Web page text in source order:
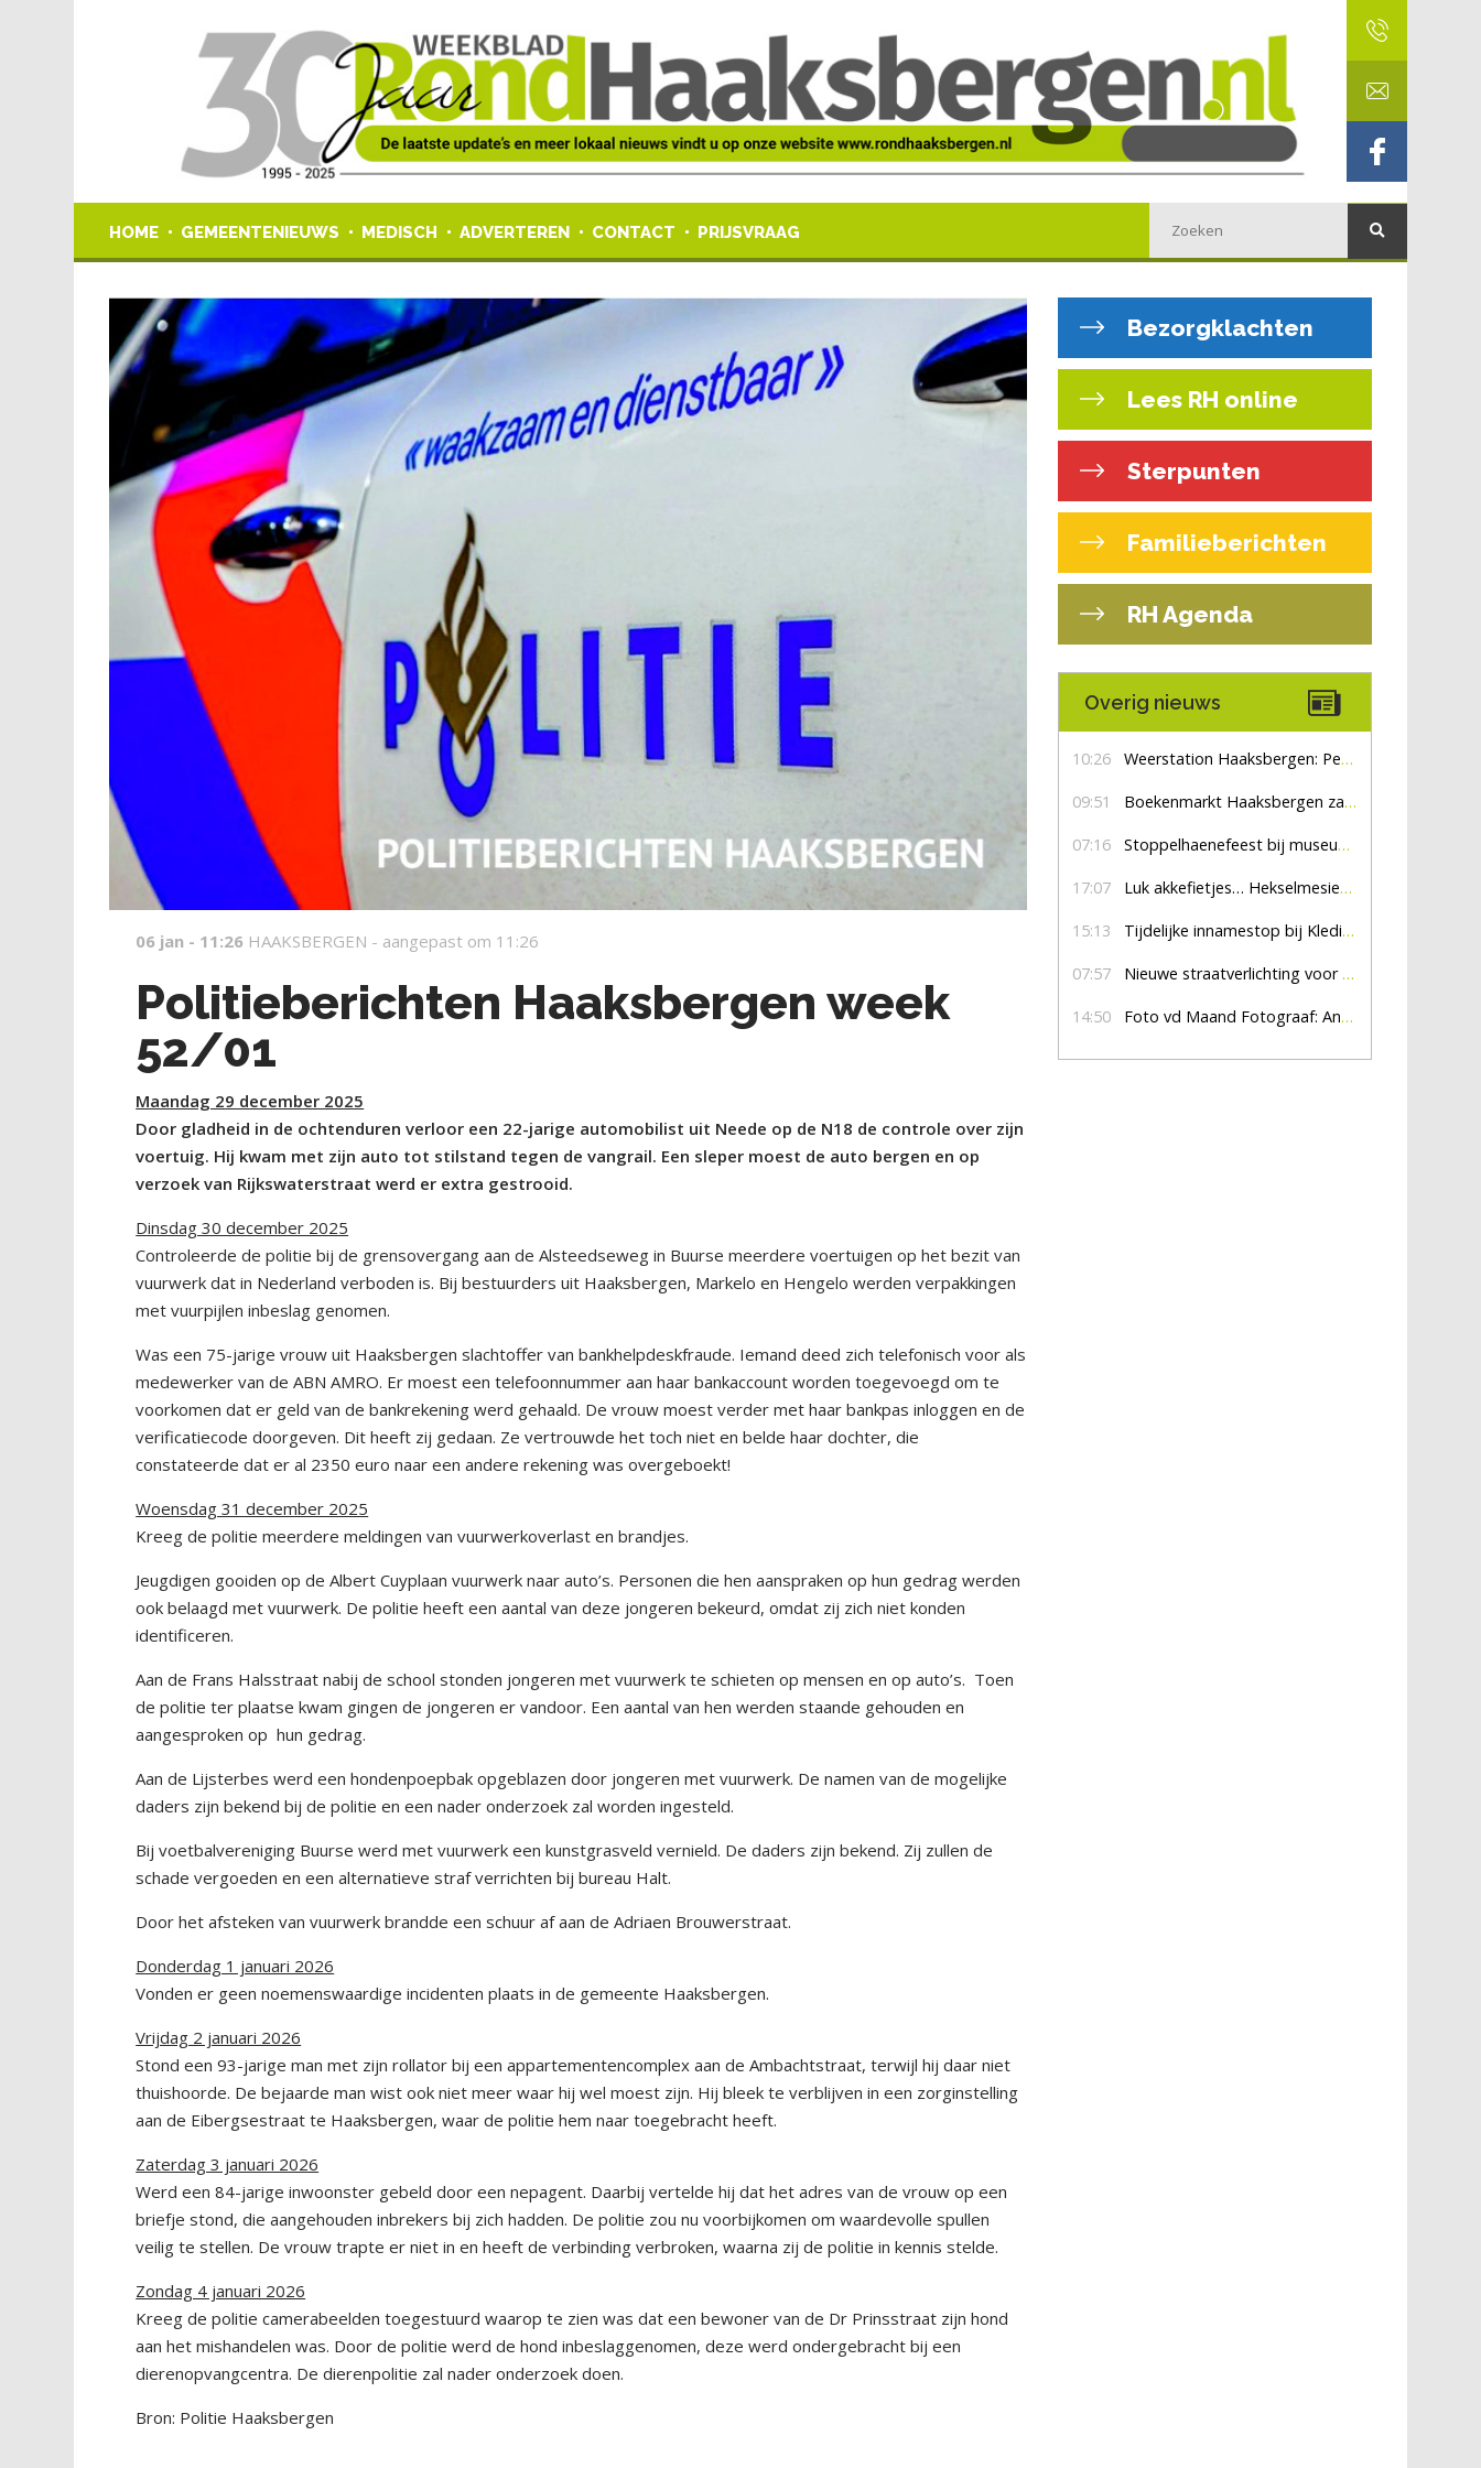
HOME GEMEENTENIEUWS MEDISCH ADVERTEREN CONTACT PRIJSVRAAG
06 jan - 11:26 HAAKSBERGEN - aangepast om 11:26
Politieberichten Haaksbergen week
52/01
Maandag 29 december 2025
Door gladheid in de ochtenduren verloor een 22-jarige automobilist uit Neede op de N18 de controle over zijn
voertuig. Hij kwam met zijn auto tot stilstand tegen de vangrail. Een sleper moest de auto bergen en op
verzoek van Rijkswaterstraat werd er extra gestrooid.
Dinsdag 30 december 2025
Controleerde de politie bij de grensovergang aan de Alsteedseweg in Buurse meerdere voertuigen op het bezit van
vuurwerk dat in Nederland verboden is. Bij bestuurders uit Haaksbergen, Markelo en Hengelo werden verpakkingen
met vuurpijlen inbeslag genomen.
Was een 75-jarige vrouw uit Haaksbergen slachtoffer van bankhelpdeskfraude. Iemand deed zich telefonisch voor als
medewerker van de ABN AMRO. Er moest een telefoonnummer aan haar bankaccount worden toegevoegd om te
voorkomen dat er geld van de bankrekening werd gehaald. De vrouw moest verder met haar bankpas inloggen en de
verificatiecode doorgeven. Dit heeft zij gedaan. Ze vertrouwde het toch niet en belde haar dochter, die
constateerde dat er al 2350 euro naar een andere rekening was overgeboekt!
Woensdag 31 december 2025
Kreeg de politie meerdere meldingen van vuurwerkoverlast en brandjes.
Jeugdigen gooiden op de Albert Cuyplaan vuurwerk naar auto’s. Personen die hen aanspraken op hun gedrag werden
ook belaagd met vuurwerk. De politie heeft een aantal van deze jongeren bekeurd, omdat zij zich niet konden
identificeren.
Aan de Frans Halsstraat nabij de school stonden jongeren met vuurwerk te schieten op mensen en op auto’s. Toen
de politie ter plaatse kwam gingen de jongeren er vandoor. Een aantal van hen werden staande gehouden en
aangesproken op hun gedrag.
Aan de Lijsterbes werd een hondenpoepbak opgeblazen door jongeren met vuurwerk. De namen van de mogelijke
daders zijn bekend bij de politie en een nader onderzoek zal worden ingesteld.
Bij voetbalvereniging Buurse werd met vuurwerk een kunstgrasveld vernield. De daders zijn bekend. Zij zullen de
schade vergoeden en een alternatieve straf verrichten bij bureau Halt.
Door het afsteken van vuurwerk brandde een schuur af aan de Adriaen Brouwerstraat.
Donderdag 1 januari 2026
Vonden er geen noemenswaardige incidenten plaats in de gemeente Haaksbergen.
Vrijdag 2 januari 2026
Stond een 93-jarige man met zijn rollator bij een appartementencomplex aan de Ambachtstraat, terwijl hij daar niet
thuishoorde. De bejaarde man wist ook niet meer waar hij wel moest zijn. Hij bleek te verblijven in een zorginstelling
aan de Eibergsestraat te Haaksbergen, waar de politie hem naar toegebracht heeft.
Zaterdag 3 januari 2026
Werd een 84-jarige inwoonster gebeld door een nepagent. Daarbij vertelde hij dat het adres van de vrouw op een
briefje stond, die aangehouden inbrekers bij zich hadden. De politie zou nu voorbijkomen om waardevolle spullen
veilig te stellen. De vrouw trapte er niet in en heeft de verbinding verbroken, waarna zij de politie in kennis stelde.
Zondag 4 januari 2026
Kreeg de politie camerabeelden toegestuurd waarop te zien was dat een bewoner van de Dr Prinsstraat zijn hond
aan het mishandelen was. Door de politie werd de hond inbeslaggenomen, deze werd ondergebracht bij een
dierenopvangcentra. De dierenpolitie zal nader onderzoek doen.
Bron: Politie Haaksbergen
Bezorgklachten
Lees RH online
Sterpunten
Familieberichten
RH Agenda
Overig nieuws
10:26 Weerstation Haaksbergen: Perioden met zon en droog
09:51 Boekenmarkt Haaksbergen zaterdag 8 augustus, marktplein Haaksbergen
07:16 Stoppelhaenefeest bij museum De Lebbenbrugge
17:07 Luk akkefietjes… HekselmesienHarry
15:13 Tijdelijke innamestop bij Kledingbank Stefania
07:57 Nieuwe straatverlichting voor De Veldmaat en De Pas
14:50 Foto vd Maand Fotograaf: Anna Jalving